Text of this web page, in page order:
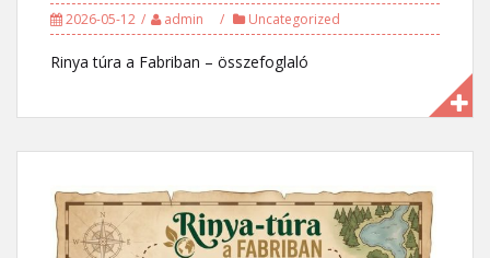
2026-05-12 admin Uncategorized
Rinya túra a Fabriban – összefoglaló